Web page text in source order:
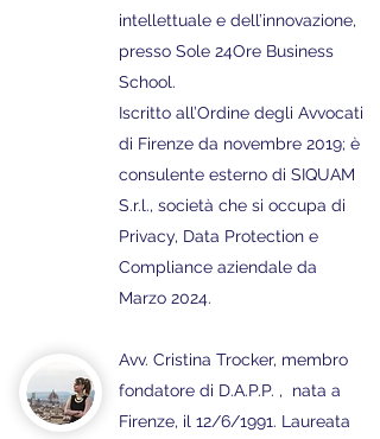
intellettuale e dell’innovazione,
presso Sole 24Ore Business
School.
Iscritto all’Ordine degli Avvocati
di Firenze da novembre 2019; è
consulente esterno di SIQUAM
S.r.l., società che si occupa di
Privacy, Data Protection e
Compliance aziendale da
Marzo 2024.
Avv. Cristina Trocker, membro
fondatore di D.A.P.P. , nata a
Firenze, il 12/6/1991. Laureata